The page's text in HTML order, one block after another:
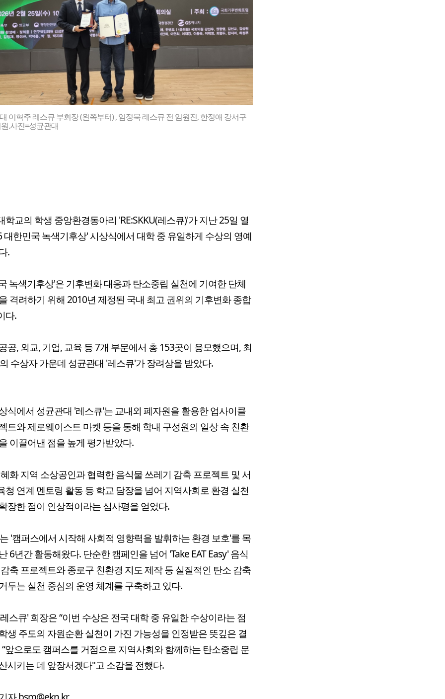
이혁주 레스큐 부회장 (왼쪽부터) , 임정묵 레스큐 전 임원진, 한정애 강서구
.사진=성균관대
학교의 학생 중앙환경동아리 'RE:SKKU(레스큐)'가 지난 25일 열
대한민국 녹색기후상' 시상식에서 대학 중 유일하게 수상의 영예
.
녹색기후상'은 기후변화 대응과 탄소중립 실천에 기여한 단체
격려하기 위해 2010년 제정된 국내 최고 권위의 기후변화 종합
다.
공, 외교, 기업, 교육 등 7개 부문에서 총 153곳이 응모했으며, 최
수상자 가운데 성균관대 '레스큐'가 장려상을 받았다.
식에서 성균관대 '레스큐'는 교내외 폐자원을 활용한 업사이클
트와 제로웨이스트 마켓 등을 통해 학내 구성원의 일상 속 친환
이끌어낸 점을 높게 평가받았다.
화 지역 소상공인과 협력한 음식물 쓰레기 감축 프로젝트 및 서
청 연계 멘토링 활동 등 학교 담장을 넘어 지역사회로 환경 실천
장한 점이 인상적이라는 심사평을 얻었다.
'캠퍼스에서 시작해 사회적 영향력을 발휘하는 환경 보호'를 목
6년간 활동해왔다. 단순한 캠페인을 넘어 'Take EAT Easy' 음식
축 프로젝트와 종로구 친환경 지도 제작 등 실질적인 탄소 감축
두는 실천 중심의 운영 체계를 구축하고 있다.
스큐' 회장은 “이번 수상은 전국 대학 중 유일한 수상이라는 점
생 주도의 자원순환 실천이 가진 가능성을 인정받은 뜻깊은 결
앞으로도 캠퍼스를 거점으로 지역사회와 함께하는 탄소중립 문
시키는 데 앞장서겠다"고 소감을 전했다.